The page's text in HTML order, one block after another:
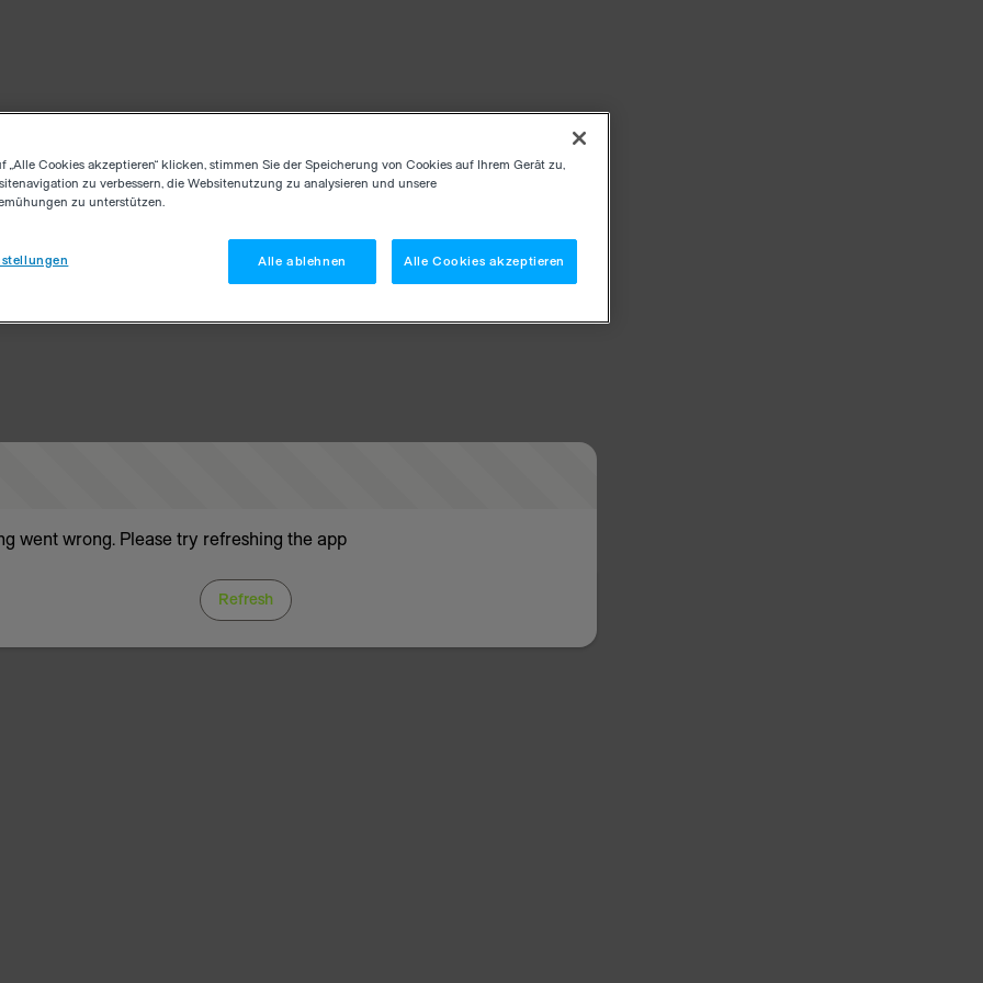
went wrong. Please try refreshing the app
Refresh
„Alle Cookies akzeptieren“ klicken, stimmen Sie der Speicherung von Cookies auf Ihrem Gerät zu,
zu verbessern, die Websitenutzung zu analysieren und unsere
zu unterstützen.
Alle ablehnen Alle Cookies akzeptieren